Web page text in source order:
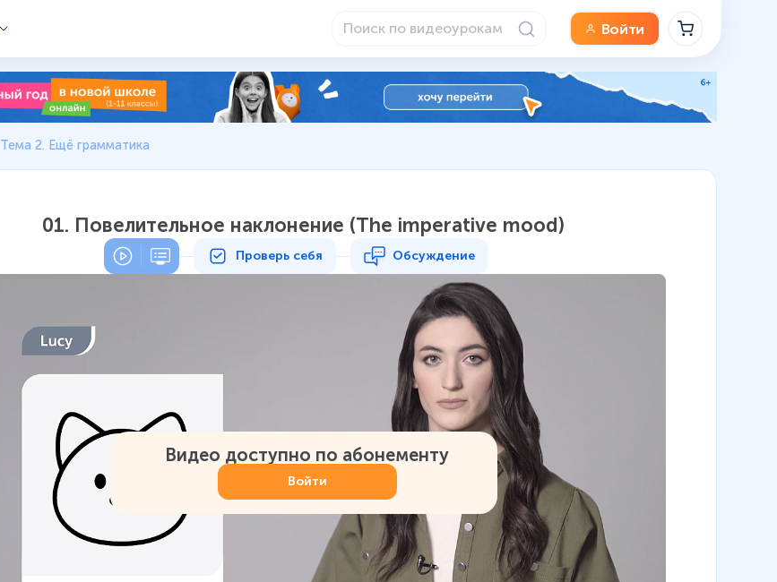
Войти
Тема 2. Ещё грамматика
01. Повелительное наклонение (The imperative mood)
Проверь себя Обсуждение
Видео доступно по абонементу
Войти